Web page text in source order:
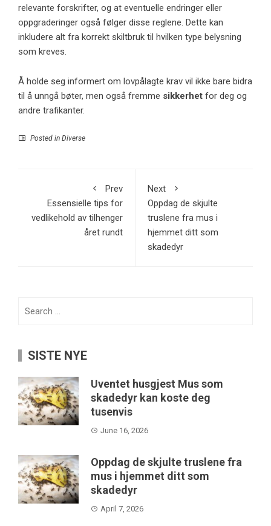
relevante forskrifter, og at eventuelle endringer eller
oppgraderinger også følger disse reglene. Dette kan
inkludere alt fra korrekt skiltbruk til hvilken type belysning
som kreves.
Å holde seg informert om lovpålagte krav vil ikke bare bidra
til å unngå bøter, men også fremme sikkerhet for deg og
andre trafikanter.
Posted in Diverse
Prev
Essensielle tips for
vedlikehold av tilhenger
året rundt
Next
Oppdag de skjulte
truslene fra mus i
hjemmet ditt som
skadedyr
SISTE NYE
Uventet husgjest Mus som
skadedyr kan koste deg
tusenvis
June 16, 2026
Oppdag de skjulte truslene fra
mus i hjemmet ditt som
skadedyr
April 7, 2026